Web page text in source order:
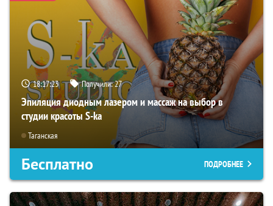
18:17:21 Получили:27
Эпиляция диодным лазером и массаж на выбор в
студии красоты S-ka
Таганская
Бесплатно ПОДРОБНЕЕ